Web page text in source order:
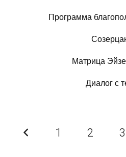
Программа
Матрица
Диалог с
1 2 3